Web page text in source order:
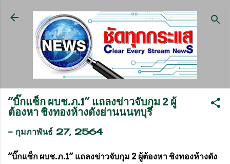
ข้ามไปที่เนื้อหาหลัก
“บิ๊กแซ็ก ผบช.ภ.1” แถลงข่าวจับกุม 2 ผู้
ต้องหา ชิงทองห้างดังย่านนนทบุรี
- กุมภาพันธ์ 27, 2564
“บิ๊กแซ็ก ผบช.ภ.1” แถลงข่าวจับกุม 2 ผู้ต้องหา ชิงทองห้างดัง